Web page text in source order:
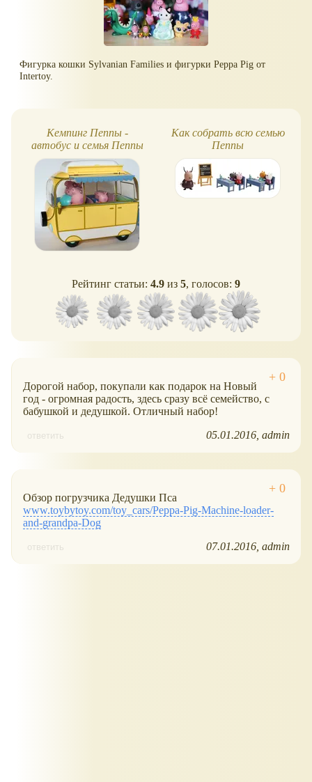
Фигурка кошки Sylvanian Families и фигурки Peppa Pig от
Intertoy.
Кемпинг Пеппы -
автобус и семья Пеппы
Как собрать всю семью
Пеппы
Рейтинг статьи: 4.9 из 5, голосов: 9
Дорогой набор, покупали как подарок на Новый
год - огромная радость, здесь сразу всё семейство, с
бабушкой и дедушкой. Отличный набор!
ответить 05.01.2016 admin
Обзор погрузчика Дедушки Пса
www.toybytoy.com/toy_cars/Peppa-Pig-Machine-loader-
and-grandpa-Dog
ответить 07.01.2016 admin